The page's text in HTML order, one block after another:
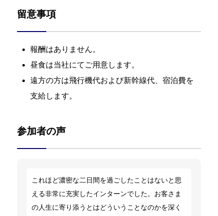
留意事項
報酬はありません。
昼食は当社にてご用意します。
遠方の方は飛行機代および新幹線代、宿泊費を
支給します。
参加者の声
これほど濃密な二日間を過ごしたことはないと思
える非常に充実したインターンでした。お客さま
の人生に寄り添うとはどういうことなのかを深く